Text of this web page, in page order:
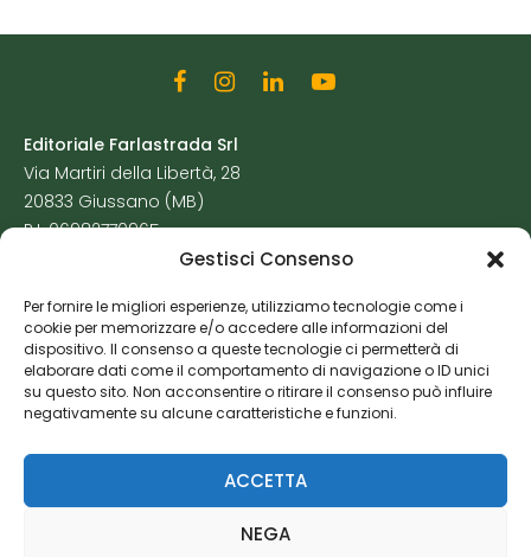
Gestisci Consenso
Per fornire le migliori esperienze, utilizziamo tecnologie come i
cookie per memorizzare e/o accedere alle informazioni del
dispositivo. Il consenso a queste tecnologie ci permetterà di
elaborare dati come il comportamento di navigazione o ID unici
su questo sito. Non acconsentire o ritirare il consenso può influire
negativamente su alcune caratteristiche e funzioni.
ACCETTA
NEGA
Editoriale Farlastrada Srl
Via Martiri della Libertà, 28
20833 Giussano (MB)
P.I. 06982770965
Cookie Policy
Risorse Aggiuntive